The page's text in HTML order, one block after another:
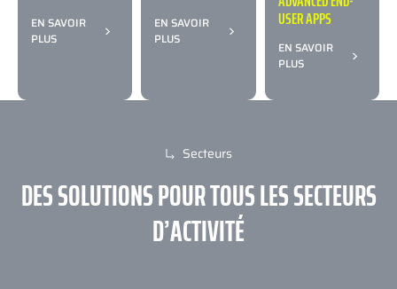
EN SAVOIR
PLUS
EN SAVOIR
PLUS
USER APPS
EN SAVOIR
PLUS
Secteurs
DES SOLUTIONS POURTOUS LES SECTEURS
D’ACTIVITÉ